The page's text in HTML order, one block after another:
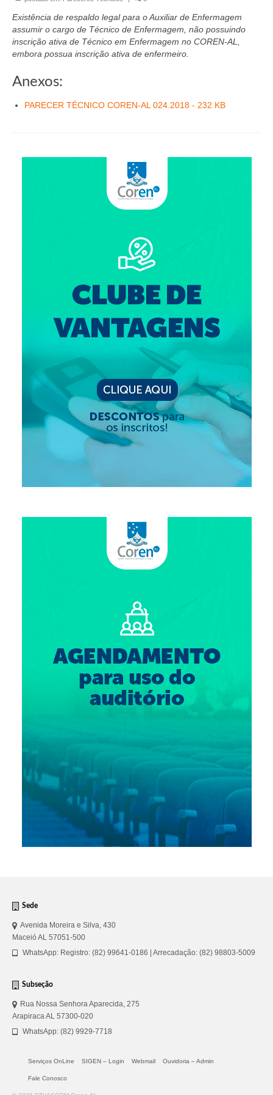
Conselheiros e Diretoria
Câmaras Técnicas
Governança
Eleições Triênio 2027-2029
Eleições 2023
Agenda do presidente
Eleições
Fiscalização
Responsabilidade Técnica
Legislações
Decisões
Portarias
Resoluções
Censura Pública
Suspensão do Exercício Profissional
Procedimento para registro
Clube de Vantagens
Valores dos serviços
Reserva de auditório
Contatos
Fale Conosco
NEP
Existência de respaldo legal para o Auxiliar de Enfermagem
assumir o cargo de Técnico de Enfermagem, não possuindo
inscrição ativa de Técnico em Enfermagem no COREN-AL,
embora possua inscrição ativa de enfermeiro.
Anexos:
PARECER TÉCNICO COREN-AL 024.2018 - 232 KB
Sede
Avenida Moreira e Silva, 430
Maceió AL 57051-500
WhatsApp: Registro: (82) 99641-0186 | Arrecadação: (82) 98803-5009
Subseção
Rua Nossa Senhora Aparecida, 275
Arapiraca AL 57300-020
WhatsApp: (82) 9929-7718
Serviços OnLine SIGEN – Login Webmail Ouvidoria – Admin
Fale Conosco